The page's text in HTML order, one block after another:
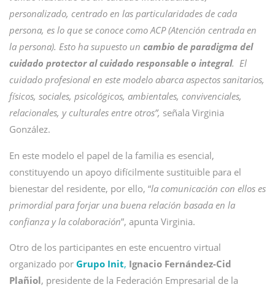
personalizado, centrado en las particularidades de cada
persona, es lo que se conoce como ACP (Atención centrada en
la persona). Esto ha supuesto un cambio de paradigma del
cuidado protector al cuidado responsable o integral. El
cuidado profesional en este modelo abarca aspectos sanitarios,
físicos, sociales, psicológicos, ambientales, convivenciales,
relacionales, y culturales entre otros”, señala Virginia
González.
En este modelo el papel de la familia es esencial,
constituyendo un apoyo difícilmente sustituible para el
bienestar del residente, por ello, “la comunicación con ellos es
primordial para forjar una buena relación basada en la
confianza y la colaboración”, apunta Virginia.
Otro de los participantes en este encuentro virtual
organizado por Grupo Init, Ignacio Fernández-Cid
Plañiol, presidente de la Federación Empresarial de la